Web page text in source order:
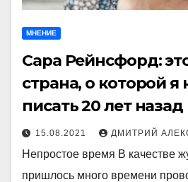
МНЕНИЕ
Сара Рейнсфорд:
страна, о которой я
писать 20 лет назад
15.08.2021 ДМИТРИЙ
Непростое время В качестве
пришлось много времени